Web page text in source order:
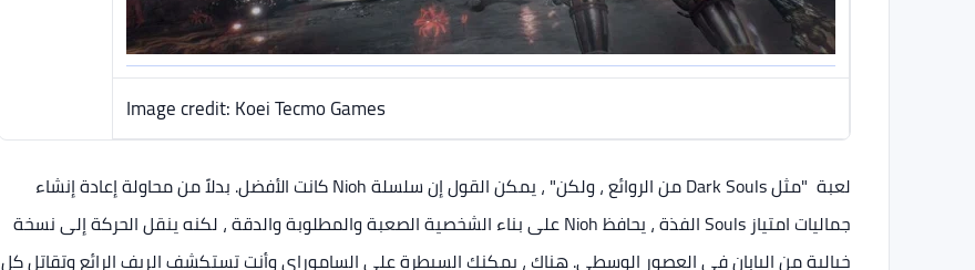
Image credit: Koei Tecmo Games
لعبة "مثل Dark Souls من الروائع ، ولكن" ، يمكن القول إن سلسلة Nioh كانت الأفضل. بدلاً من محاولة إعادة إنشاء
جماليات امتياز Souls الفذة ، يحافظ Nioh على بناء الشخصية الصعبة والمطلوبة والدقة ، لكنه ينقل الحركة إلى نسخة
خيالية من اليابان في العصور الوسطى. هناك ، يمكنك السيطرة على الساموراي وأنت تستكشف الريف الرائع وتقاتل كل